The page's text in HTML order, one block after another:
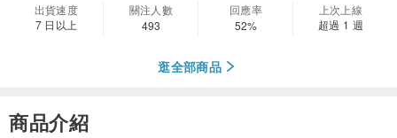
出貨速度
7 日以上
關注人數
493
回應率
52%
上次上線
超過 1 週
逛全部商品
商品介紹